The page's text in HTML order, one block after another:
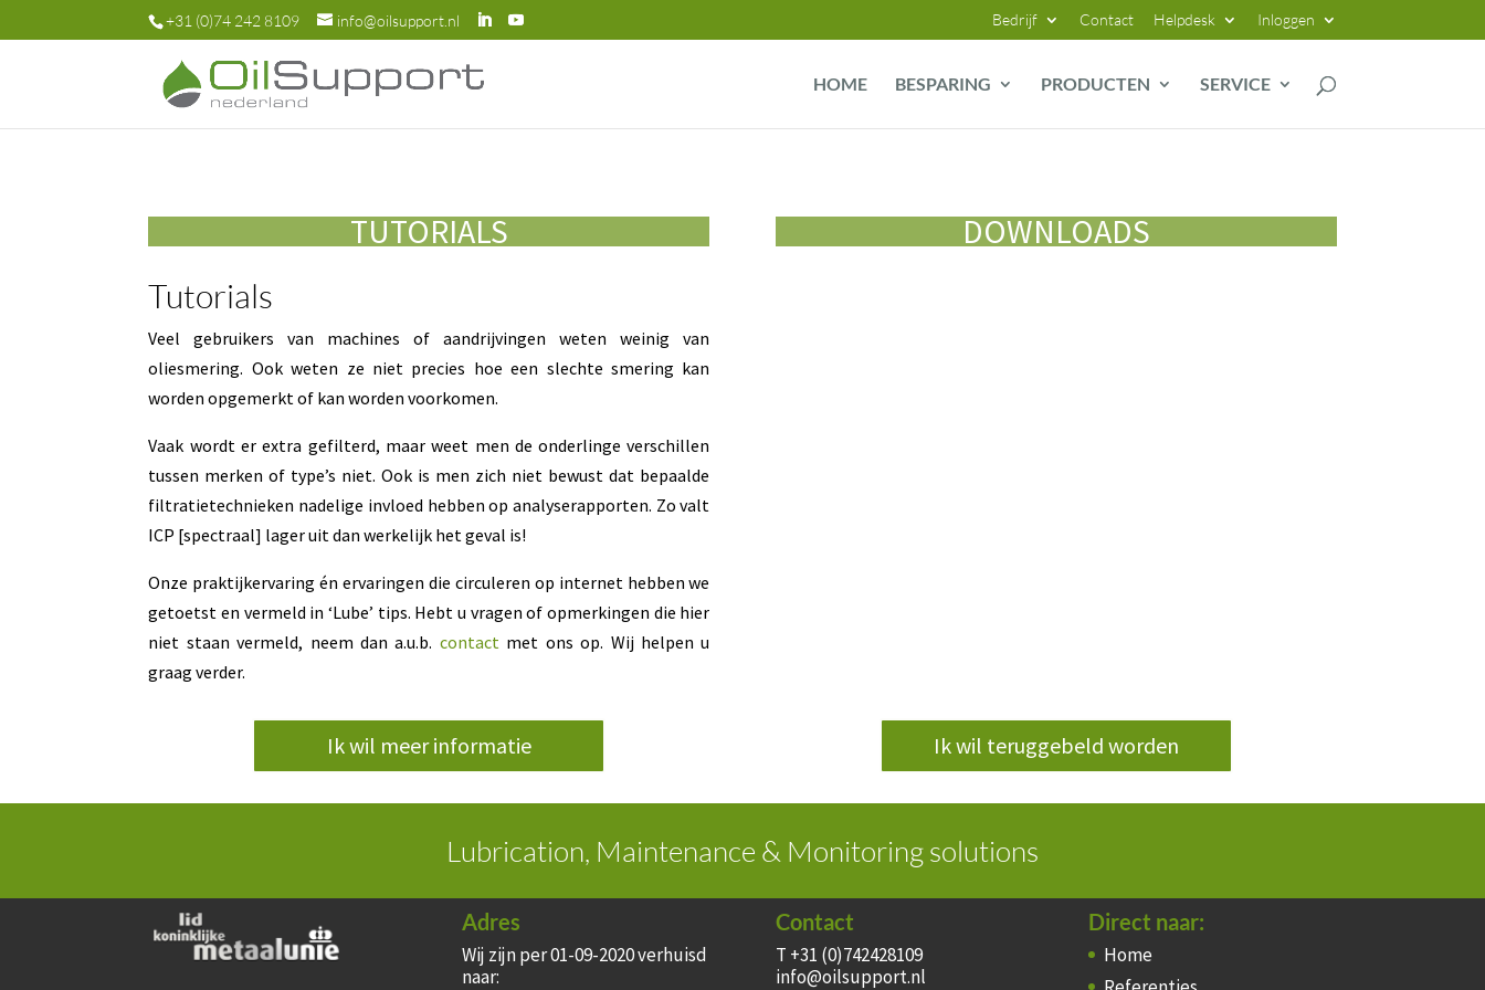
+31 (0)74 242 8109 info@oilsupport.nl Bedrijf Contact Helpdesk Inloggen
HOME BESPARING PRODUCTEN SERVICE
TUTORIALS
Tutorials
Veel gebruikers van machines of aandrijvingen weten weinig van
oliesmering. Ook weten ze niet precies hoe een slechte smering kan
worden opgemerkt of kan worden voorkomen.
Vaak wordt er extra gefilterd, maar weet men de onderlinge verschillen
tussen merken of type’s niet. Ook is men zich niet bewust dat bepaalde
filtratietechnieken nadelige invloed hebben op analyserapporten. Zo valt
ICP [spectraal] lager uit dan werkelijk het geval is!
Onze praktijkervaring én ervaringen die circuleren op internet hebben we
getoetst en vermeld in ‘Lube’ tips. Hebt u vragen of opmerkingen die hier
niet staan vermeld, neem dan a.u.b. contact met ons op. Wij helpen u
graag verder.
DOWNLOADS
Ik wil meer informatie Ik wil teruggebeld worden
Lubrication, Maintenance & Monitoring solutions
Adres
Wij zijn per 01-09-2020 verhuisd
naar:
Contact
T +31 (0)742428109
info@oilsupport.nl
Direct naar:
Home